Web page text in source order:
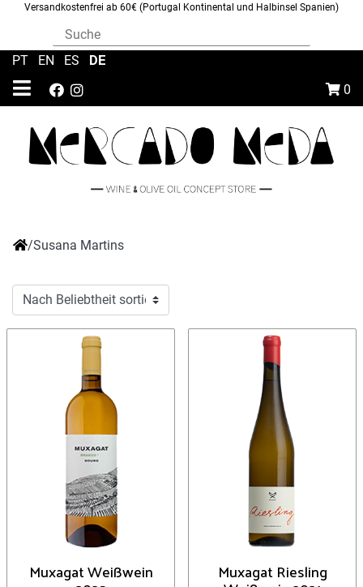
Versandkostenfrei ab 60€ (Portugal Kontinental und Halbinsel Spanien)
0
PT EN ES DE
/Susana Martins
Muxagat Weißwein Muxagat Riesling